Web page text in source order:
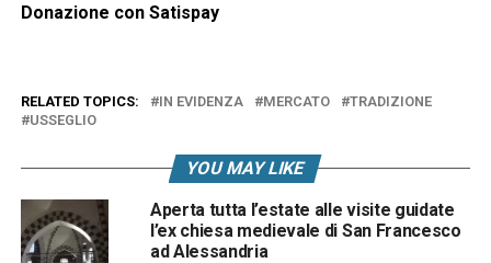
Donazione con Satispay
RELATED TOPICS: IN EVIDENZA MERCATO
TRADIZIONE
USSEGLIO
YOU MAY LIKE
Aperta tutta l’estate alle visite guidate
l’ex chiesa medievale di San Francesco
ad Alessandria